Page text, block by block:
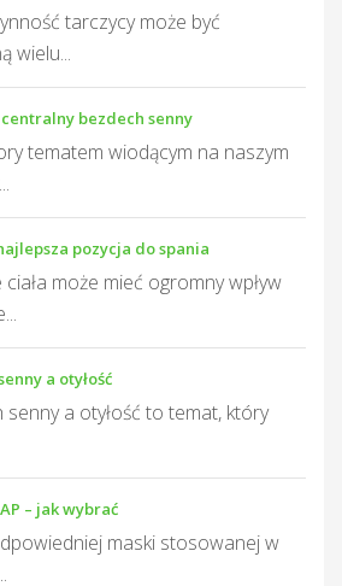
tarczycy może być
wielu...
centralny bezdech senny
tematem wiodącym na naszym
pozycja do spania
ciała może mieć ogromny wpływ
a otyłość
senny a otyłość to temat, który
– jak wybrać
maski stosowanej w